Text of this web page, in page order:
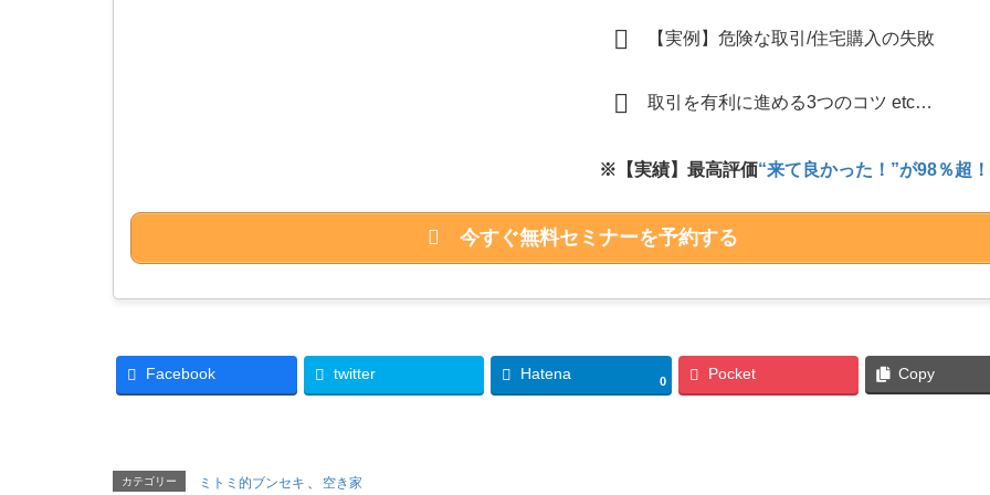
【実例】危険な取引/住宅購入の失敗
取引を有利に進める3つのコツ etc…
※【実績】最高評価“来て良かった！”が98％超！
今すぐ無料セミナーを予約する
Facebook twitter Hatena 0 Pocket Copy
カテゴリー ミトミ的ブンセキ 、 空き家